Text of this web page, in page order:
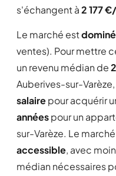
s'échangent à2 177
Le marché est
ventes). Pour mettre
un revenu médian de
Auberives-sur-
salairepour acquérir
annéespour un
sur-Varèze. Le
accessible, avec
médian nécessaires